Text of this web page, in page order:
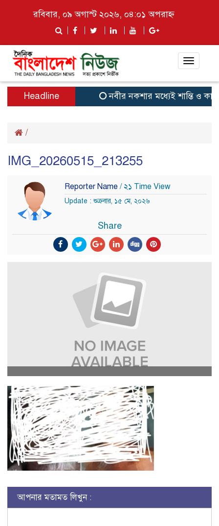
রবিবার, ০৯ অগাস্ট ২০২৬, ০৪:০১ অপরাহ্ন
Toggle
Headline নবীর নকশার মধ্যেই শান্তি ও
/
IMG_20260515_213255
Reporter Name / ২১ Time View
Update : শুক্রবার, ১৫ মে, ২০২৬
Share
আপনার মতামত লিখুন :